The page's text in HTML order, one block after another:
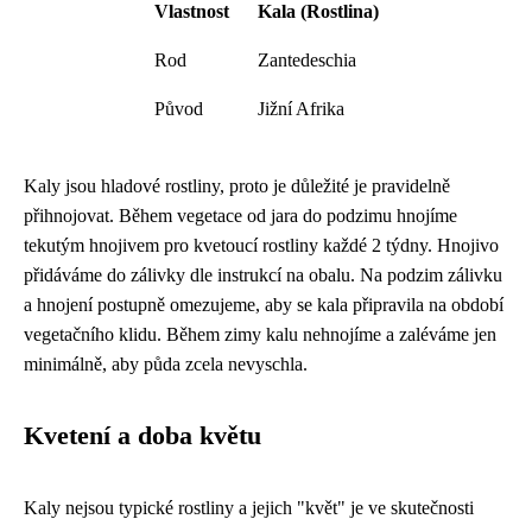
Vlastnost Kala (Rostlina)
Rod Zantedeschia
Původ Jižní Afrika
Kaly jsou hladové rostliny, proto je důležité je pravidelně
přihnojovat. Během vegetace od jara do podzimu hnojíme
tekutým hnojivem pro kvetoucí rostliny každé 2 týdny. Hnojivo
přidáváme do zálivky dle instrukcí na obalu. Na podzim zálivku
a hnojení postupně omezujeme, aby se kala připravila na období
vegetačního klidu. Během zimy kalu nehnojíme a zaléváme jen
minimálně, aby půda zcela nevyschla.
Kvetení a doba květu
Kaly nejsou typické rostliny a jejich "květ" je ve skutečnosti